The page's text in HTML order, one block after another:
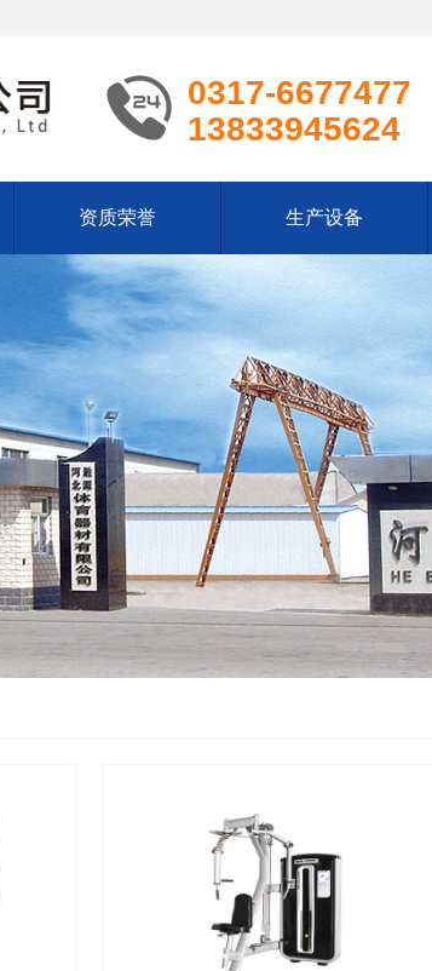
0317-6677477
13833945624
资质荣誉 生产设备